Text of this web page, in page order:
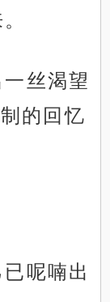
丝渴望
的回忆
呢喃出